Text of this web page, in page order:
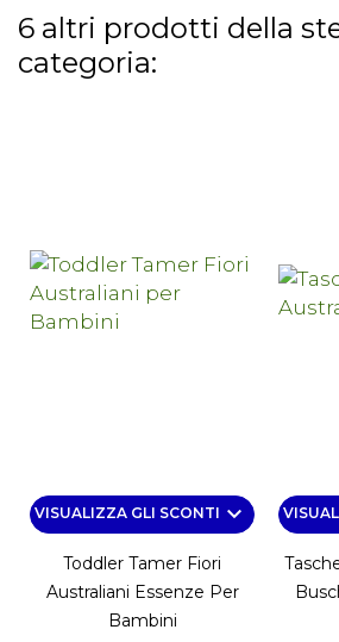
6 altri prodotti della
categoria:
VISUALIZZA GLI SCONTI keyboard_arrow_down
Toddler Tamer Fiori
Australiani Essenze Per
Bambini